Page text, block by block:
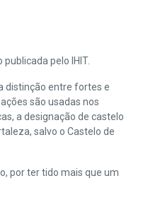
pelo IHIT.
distinção entre fortes e
são usadas nos
a designação de castelo
salvo o Castelo de
por ter tido mais que um